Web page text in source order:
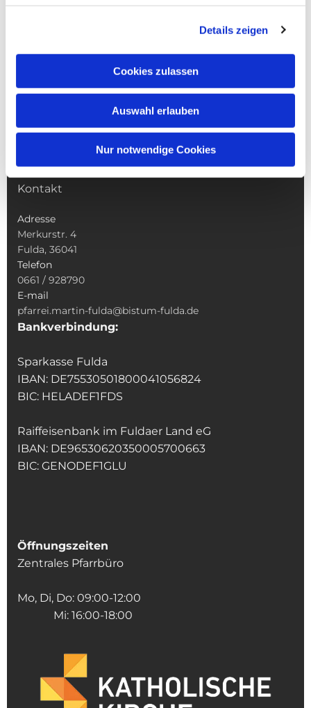
Details zeigen
Cookies zulassen
Auswahl erlauben
Nur notwendige Cookies
Gottesdienste
Veranstaltungen & Angebote
Kindertagesstätte St. Andreas
Kontakt
Adresse
Merkurstr. 4
Fulda, 36041
Telefon
0661 / 928790
E-mail
pfarrei.martin-fulda@bistum-fulda.de
Bankverbindung:
Sparkasse Fulda
IBAN: DE75530501800041056824
BIC: HELADEF1FDS
Raiffeisenbank im Fuldaer Land eG
IBAN: DE96530620350005700663
BIC: GENODEF1GLU
Öffnungszeiten
Zentrales Pfarrbüro
Mo, Di, Do: 09:00-12:00
Mi: 16:00-18:00